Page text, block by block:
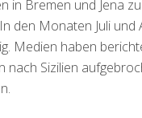
in Bremen und Jena
den Monaten Juli und
Medien haben
nach Sizilien